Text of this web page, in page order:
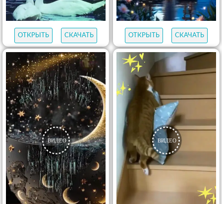
ОТКРЫТЬ СКАЧАТЬ ОТКРЫТЬ СКАЧАТЬ